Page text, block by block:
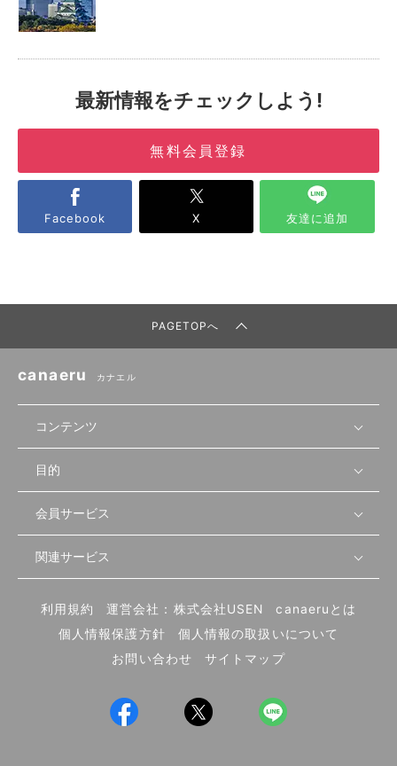
最新情報をチェックしよう!
無料会員登録
Facebook X 友達に追加
PAGETOPへ
canaeru カナエル
コンテンツ
無料開業相談
セミナー情報
セミナー動画
物件を探す
首都圏
北海道
先輩開業者の声
開業・経営に関する記事
編集ポリシー
業態別の開業方法
UIターン開業特集
目的
店舗運営
物件
内装・設備
食材・仕入れ
会員サービス
会員登録
ログイン
関連サービス
飲食店サクセスガイド（外部サイト）
利用規約 運営会社：株式会社USEN
canaeruとは
個人情報保護方針
個人情報の取扱いについて
お問い合わせ
サイトマップ